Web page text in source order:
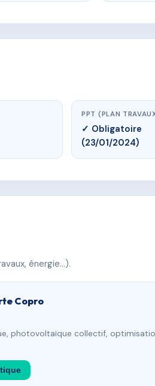
PPT (PLAN
✓ Obligatoire
(23/01/2024)
énergie…).
Copro
photovoltaïque collectif,